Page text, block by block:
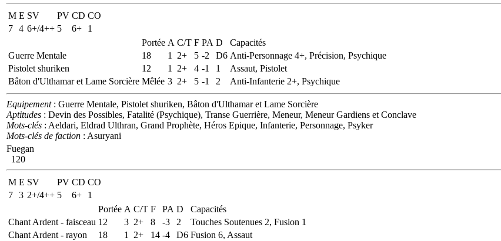
M E SV PV CD CO
7 4 6+/4++ 5 6+
1
Portée A C/T F PA D
Capacités
Guerre Mentale
18 1 2+ 5 -2 D6 Anti-Personnage 4+, Précision, Psychique
Pistolet shuriken
12 1 2+ 4 -1 1
Assaut, Pistolet
Bâton d'Ulthamar et Lame Sorcière Mêlée 3 2+ 5 -1 2 Anti-Infanterie 2+, Psychique
Equipement: Guerre Mentale, Pistolet shuriken, Bâton d'Ulthamar et Lame Sorcière
Aptitudes : Devin des Possibles, Fatalité (Psychique), Transe Guerrière, Meneur, Meneur Gardiens et Conclave
Mots-clés : Aeldari, Eldrad Ulthran, Grand Prophète, Héros Epique, Infanterie, Personnage, Psyker
Mots-clés de faction : Asuryani
Fuegan
120
M E SV PV CD CO
7 3 2+/4++ 5 6+
1
Portée A C/T F PA D
Capacités
Chant Ardent - faisceau 12 3 2+ 8 -3 2
Touches Soutenues 2, Fusion 1
Chant Ardent - rayon
18 1 2+ 14 -4 D6 Fusion 6, Assaut